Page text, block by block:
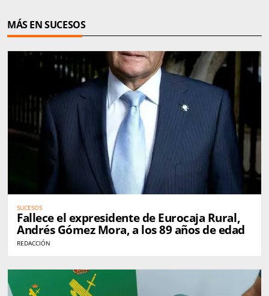
MÁS EN SUCESOS
SUCESOS
Fallece el expresidente de Eurocaja Rural,
Andrés Gómez Mora, a los 89 años de edad
REDACCIÓN